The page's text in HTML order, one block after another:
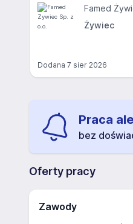
Famed
Żywiec
Dodana 7 sier 2026
Praca
bez
Oferty pracy
Zawody